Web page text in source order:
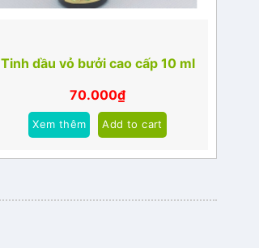
Tinh dầu vỏ bưởi cao cấp 10 ml
70.000₫
Xem thêm Add to cart